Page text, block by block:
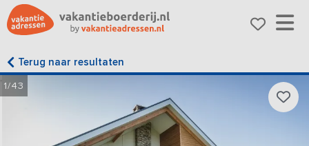
Terug naar resultaten
1/43